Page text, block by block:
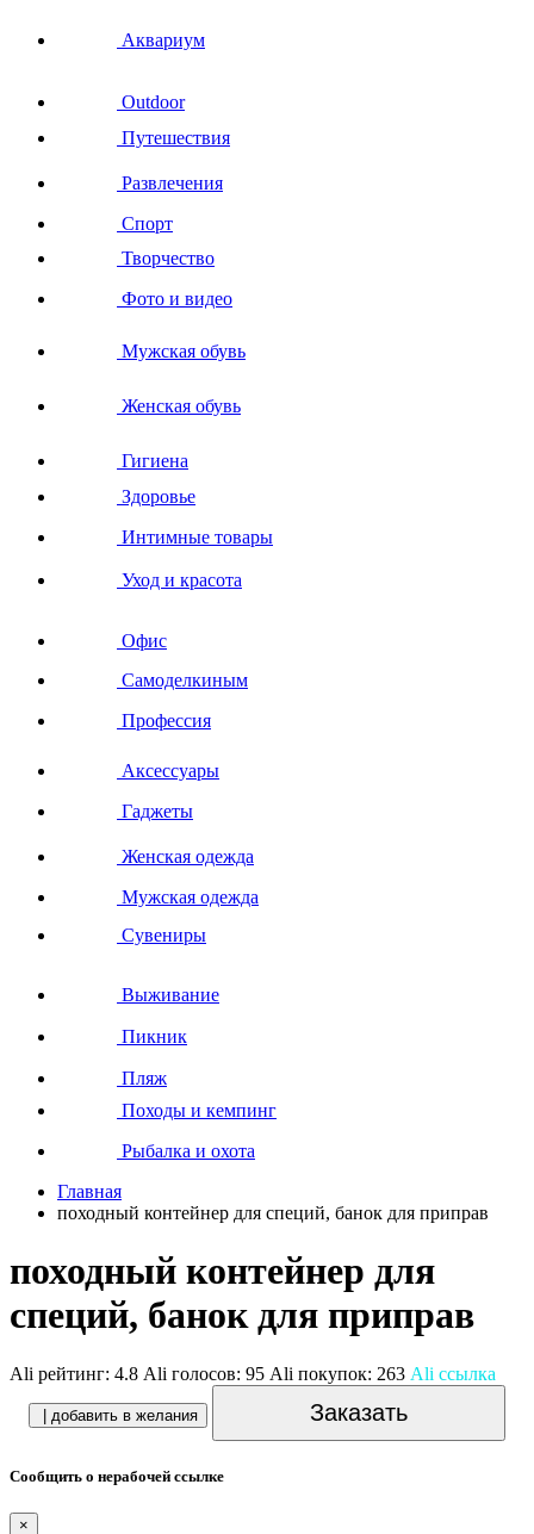
Аквариум
Outdoor
Путешествия
Развлечения
Спорт
Творчество
Фото и видео
Мужская обувь
Женская обувь
Гигиена
Здоровье
Интимные товары
Уход и красота
Офис
Самоделкиным
Профессия
Аксессуары
Гаджеты
Женская одежда
Мужская одежда
Сувениры
Выживание
Пикник
Пляж
Походы и кемпинг
Рыбалка и охота
Главная
походный контейнер для специй, банок для приправ
походный контейнер для
специй, банок для приправ
Ali рейтинг: 4.8 Ali голосов: 95 Ali покупок: 263 Ali ссылка
| добавить в желания Заказать
Сообщить о нерабочей ссылке
×